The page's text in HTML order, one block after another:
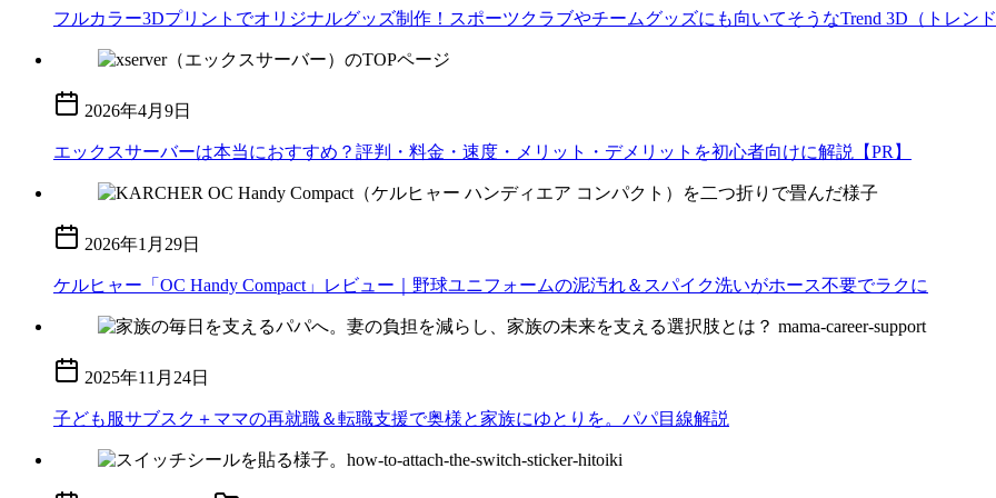
フルカラー3Dプリントでオリジナルグッズ制作！スポーツクラブやチームグッズにも向いてそうなTrend 3D（トレン
2026年4月9日
エックスサーバーは本当におすすめ？評判・料金・速度・メリット・デメリットを初心者向けに解説【PR】
2026年1月29日
ケルヒャー「OC Handy Compact」レビュー｜野球ユニフォームの泥汚れ＆スパイク洗いがホース不要でラクに
2025年11月24日
子ども服サブスク＋ママの再就職＆転職支援で奥様と家族にゆとりを。パパ目線解説